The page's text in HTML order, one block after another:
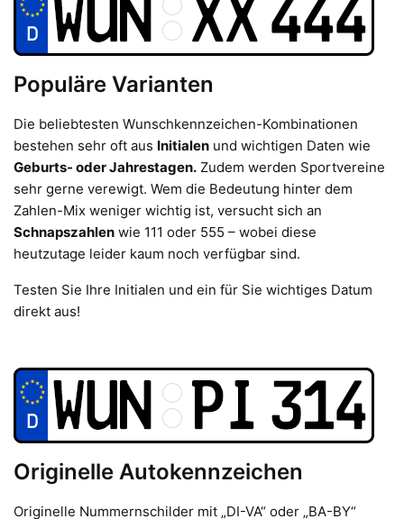
Populäre Varianten
Die beliebtesten Wunschkennzeichen-Kombinationen
bestehen sehr oft aus Initialen und wichtigen Daten wie
Geburts- oder Jahrestagen. Zudem werden Sportvereine
sehr gerne verewigt. Wem die Bedeutung hinter dem
Zahlen-Mix weniger wichtig ist, versucht sich an
Schnapszahlen wie 111 oder 555 – wobei diese
heutzutage leider kaum noch verfügbar sind.
Testen Sie Ihre Initialen und ein für Sie wichtiges Datum
direkt aus!
Originelle Autokennzeichen
Originelle Nummernschilder mit „DI-VA“ oder „BA-BY“